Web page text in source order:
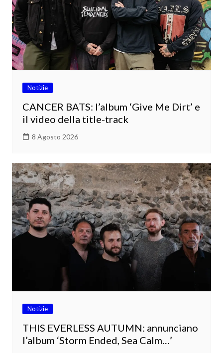
Notizie
CANCER BATS: l’album ‘Give Me Dirt’ e
il video della title-track
8 Agosto 2026
Notizie
THIS EVERLESS AUTUMN: annunciano
l’album ‘Storm Ended, Sea Calm…’